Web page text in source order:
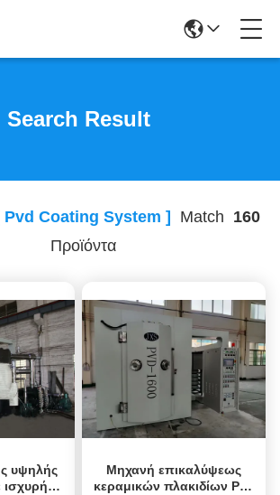
Search Result
Pvd Coating System ] Match 160
Προϊόντα
υψηλής
Μηχανή επικαλύψεως
κεραμικών πλακιδίων Pvd